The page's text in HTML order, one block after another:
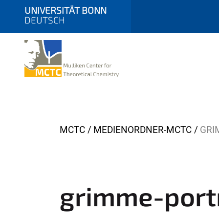
UNIVERSITÄT BONN
DEUTSCH
Y
e
h
MCTC MEDIENORDNER-MCTC
grimme-